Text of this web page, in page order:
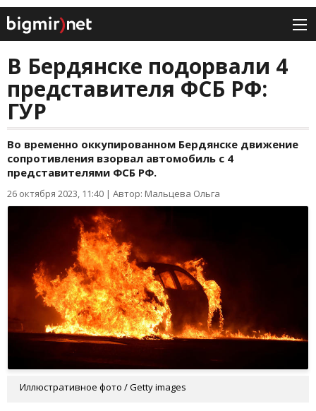
В Бердянске подорвали 4
представителя ФСБ РФ:
ГУР
Во временно оккупированном Бердянске движение
сопротивления взорвал автомобиль с 4
представителями ФСБ РФ.
26 октября 2023, 11:40 | Автор: Мальцева Ольга
Иллюстративное фото / Getty images